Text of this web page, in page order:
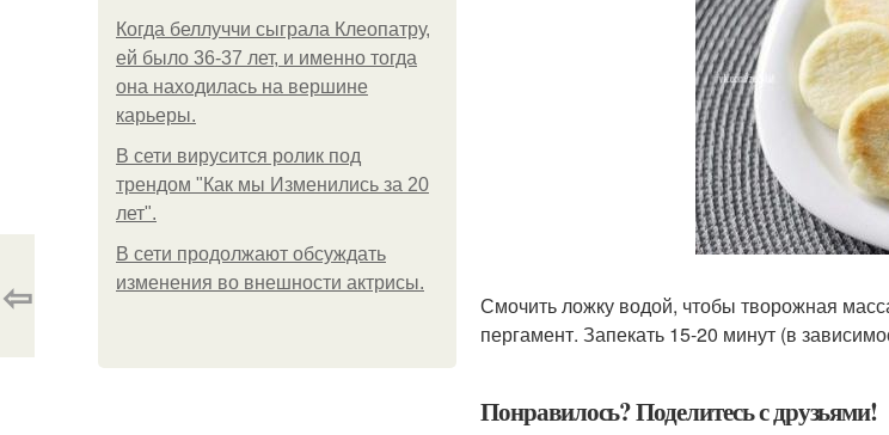
Когда беллуччи сыграла Клеопатру,
ей было 36-37 лет, и именно тогда
она находилась на вершине
карьеры.
В сети вирусится ролик под
трендом "Как мы Изменились за 20
лет".
В сети продолжают обсуждать
изменения во внешности актрисы.
Смочить ложку водой, чтобы творожная
пергамент. Запекать 15-20 минут (в
Понравилось? Поделитесь с друзьями!
⇦